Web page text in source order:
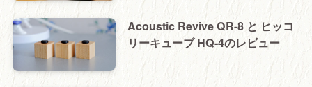
Acoustic Revive QR-8 と ヒッコ
リーキューブ HQ-4のレビュー